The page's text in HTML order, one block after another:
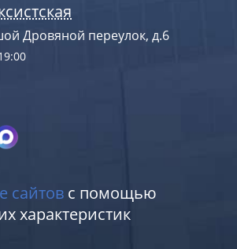
Дровяной переулок, д.6
сайтов с помощью
характеристик